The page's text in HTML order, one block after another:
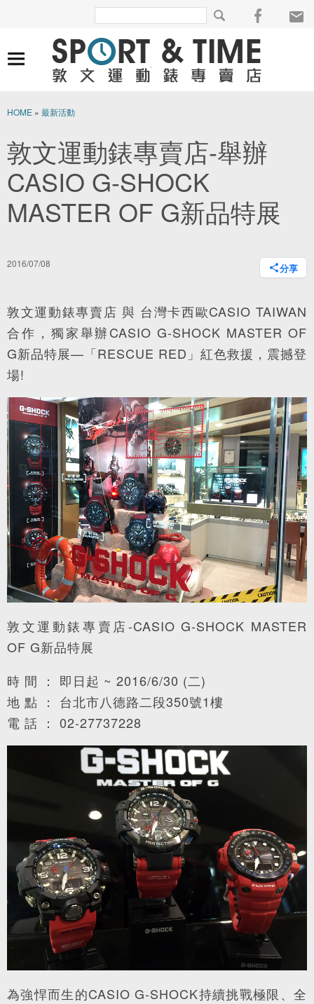
HOME » 最新活動
敦文運動錶專賣店-舉辦
CASIO G-SHOCK
MASTER OF G新品特展
2016/07/08 分享
敦文運動錶專賣店 與 台灣卡西歐CASIO TAIWAN
合作，獨家舉辦CASIO G-SHOCK MASTER OF
G新品特展—「RESCUE RED」紅色救援，震撼登
場!
敦文運動錶專賣店-CASIO G-SHOCK MASTER
OF G新品特展
時 間 ： 即日起 ~ 2016/6/30 (二)
地 點 ： 台北市八德路二段350號1樓
電 話 ： 02-27737228
為強悍而生的CASIO G-SHOCK持續挑戰極限、全